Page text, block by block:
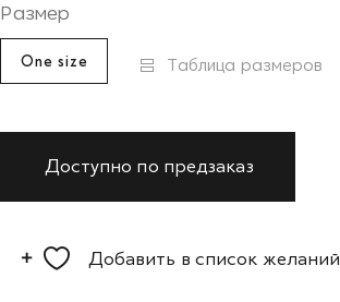
Размер
One size Таблица размеров
Доступно по предзаказ
Добавить в список желаний